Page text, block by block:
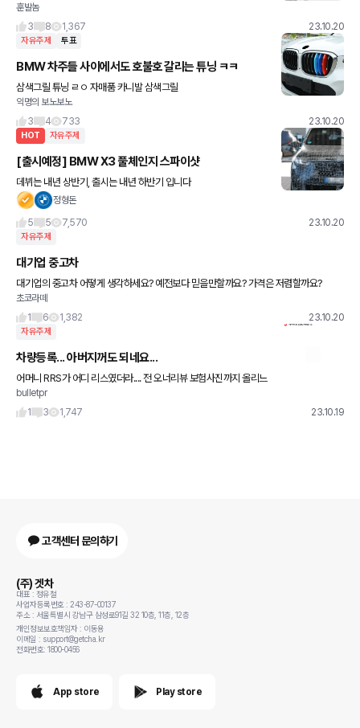
입을하고 출고앞두고있습니다 사진은 카마스터 제휴업체점이라는
데 가격대가 괜찮은건가요? 아니면 개인적으로 용품점을 알아봐야
할지..
훈발놈
3
8 1,367 23.10.20
자유주제 투표
BMW 차주들 사이에서도 호불호 갈리는 튜닝 ㅋㅋ
삼색그릴 튜닝 ㄹㅇ 자매품 카니발 삼색그릴
익명의 보노보노
3
4 733 23.10.20
HOT 자유주제
[출시예정] BMW X3 풀체인지 스파이샷
데뷔는 내년 상반기, 출시는 내년 하반기 입니다
정형돈
5
5 7,570 23.10.20
자유주제
대기업 중고차
대기업의 중고차 어떻게 생각하세요? 예전보다 믿을만할까요? 가격은 저렴할까요?
초코라떼
1
6 1,382 23.10.20
자유주제
차량등록... 아버지꺼도 되네요...
어머니 RRS가 어디 리스였더라.... 전 오너리뷰 보험사진까지 올리느
라 부모님껀 리뷰 못올렸는대 이건 쉽네요 ㅎㅎ
bulletpr
1
3 1,747 23.10.19
고객센터 문의하기
(주) 겟차
대표 : 정유철
사업자등록번호 : 243-87-00137
주소 : 서울특별시 강남구 삼성로91길 32 10층, 11층, 12층
개인정보보호책임자 : 이동용
이메일 : support@getcha.kr
전화번호: 1800-0456
App store Play store